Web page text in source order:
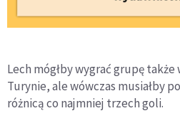
Lech mógłby wygrać grupę
Turynie, ale wówczas musiałby
różnicą co najmniej trzech goli.